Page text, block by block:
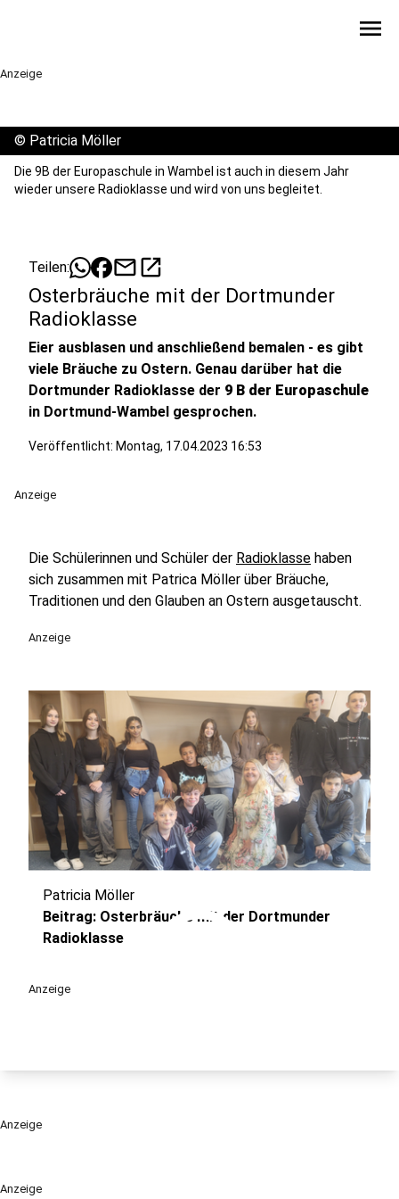
menu
Anzeige
Anzeige
© Patricia Möller
Die 9B der Europaschule in Wambel ist auch in diesem Jahr
wieder unsere Radioklasse und wird von uns begleitet.
Teilen: mailopen_in_new
Osterbräuche mit der Dortmunder
Radioklasse
Eier ausblasen und anschließend bemalen - es gibt
viele Bräuche zu Ostern. Genau darüber hat die
Dortmunder Radioklasse der 9 B der Europaschule
in Dortmund-Wambel gesprochen.
Veröffentlicht: Montag, 17.04.2023 16:53
Anzeige
Die Schülerinnen und Schüler der Radioklasse haben
sich zusammen mit Patrica Möller über Bräuche,
Traditionen und den Glauben an Ostern ausgetauscht.
Anzeige
play_circle
Patricia Möller
Beitrag: Osterbräuche mit der Dortmunder
Radioklasse
Anzeige
Anzeige